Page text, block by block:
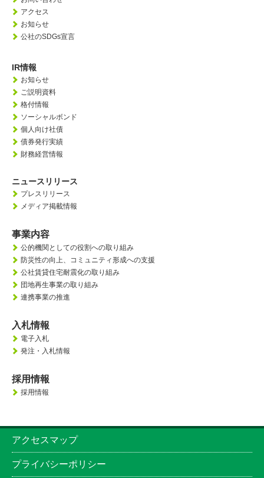
アクセス
お知らせ
公社のSDGs宣言
IR情報
お知らせ
ご説明資料
格付情報
ソーシャルボンド
個人向け社債
債券発行実績
財務経営情報
ニュースリリース
プレスリリース
メディア掲載情報
事業内容
公的機関としての役割への取り組み
防災性の向上、 コミュニティ形成への支援
公社賃貸住宅耐震化の取り組み
団地再生事業の取り組み
連携事業の推進
入札情報
電子入札
発注・入札情報
採用情報
採用情報
アクセスマップ
プライバシーポリシー